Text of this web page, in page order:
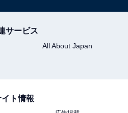
サービス
All About Japan
イト情報